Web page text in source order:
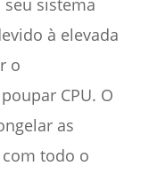
sistema
à elevada
o
CPU. O
as
todo o